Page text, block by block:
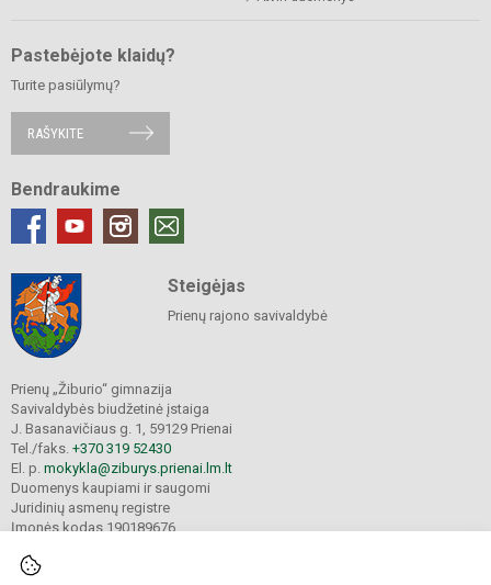
Pastebėjote klaidų?
Turite pasiūlymų?
RAŠYKITE
Bendraukime
Steigėjas
Prienų rajono savivaldybė
Prienų „Žiburio“ gimnazija
Savivaldybės biudžetinė įstaiga
J. Basanavičiaus g. 1, 59129 Prienai
Tel./faks. +370 319 52430
El. p. mokykla@ziburys.prienai.lm.lt
Duomenys kaupiami ir saugomi
Juridinių asmenų registre
Įmonės kodas 190189676